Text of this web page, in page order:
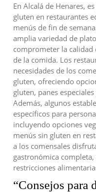
En Alcalá de Henares,
gluten en restaurantes
menús de fin de
amplia variedad de
comprometer la calidad
de la comida. Los
necesidades de los
gluten, ofreciendo
gluten, panes
Además, algunos
específicos para
incluyendo opciones
menús sin gluten en
a los comensales
gastronómica
restricciones
“Consejos para